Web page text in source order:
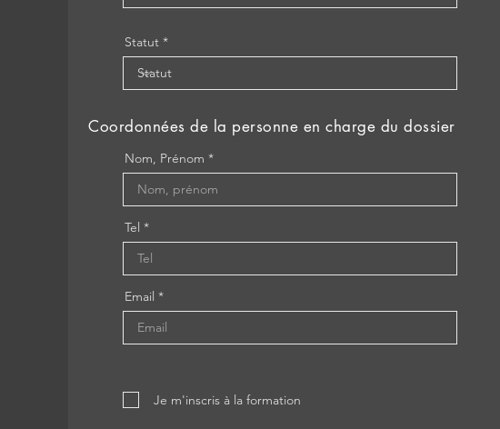
Statut
Coordonnées de la personne en charge du dossier
Nom, Prénom
Tel
Email
Je m'inscris à la formation